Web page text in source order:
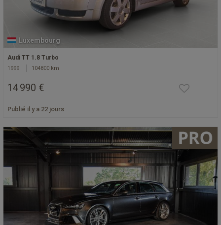
Luxembourg
Audi TT 1.8 Turbo
1999 104800 km
14 990 €
Publié il y a 22 jours